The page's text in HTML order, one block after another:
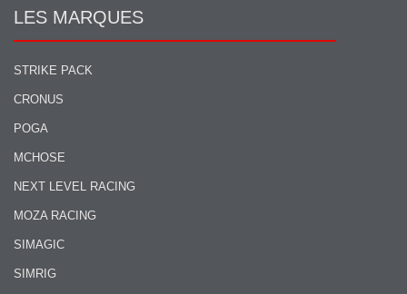
LES MARQUES
STRIKE PACK
CRONUS
POGA
MCHOSE
NEXT LEVEL RACING
MOZA RACING
SIMAGIC
SIMRIG